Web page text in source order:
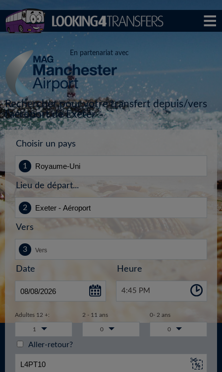
En partenariat avec
Rechercher pour votre transfert depuis/vers
l'aéroport de Exeter
Choisir un pays
Lieu de départ...
Vers
Date Heure
4:45 PM
Adultes 12 +: 2 - 11 ans 0- 2 ans
1 0 0
Aller-retour?